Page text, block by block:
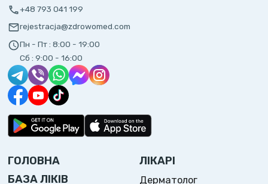
+48 793 041 199
rejestracja@zdrowomed.com
Пн - Пт : 8:00 - 19:00
Сб : 9:00 - 16:00
ГОЛОВНА
БАЗА ЛІКІВ
ЛІКАРІ
Дерматолог